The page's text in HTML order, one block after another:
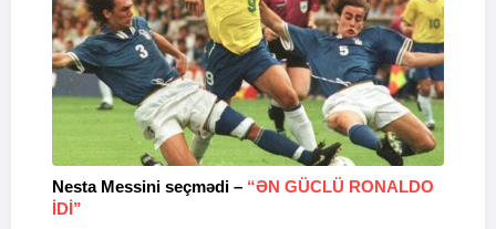
Nesta Messini seçmədi – “ƏN GÜCLÜ RONALDO
IDI”